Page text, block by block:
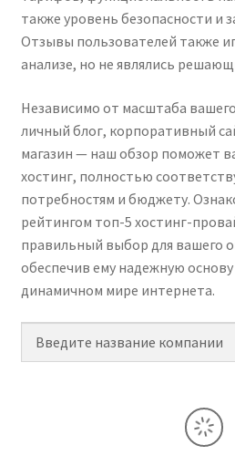
также уровень безопасности и
Отзывы пользователей также
анализе, но не являлись
Независимо от масштаба
личный блог, корпоративный
магазин — наш обзор поможет
хостинг, полностью
потребностям и бюджету.
рейтингом топ-5 хостинг-
правильный выбор для вашего
обеспечив ему надежную
динамичном мире интернета.